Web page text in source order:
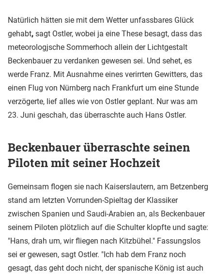
Natürlich hätten sie mit dem Wetter unfassbares Glück
gehabt, sagt Ostler, wobei ja eine These besagt, dass das
meteorologjsche Sommerhoch allein der Lichtgestalt
Beckenbauer zu verdanken gewesen sei. Und sehet, es
werde Franz. Mit Ausnahme eines verirrten Gewitters, das
einen Flug von Nürnberg nach Frankfurt um eine Stunde
verzögerte, lief alles wie von Ostler geplant. Nur was am
23. Juni geschah, das überraschte auch Hans Ostler.
Beckenbauer überraschte seinen
Piloten mit seiner Hochzeit
Gemeinsam flogen sie nach Kaiserslautern, am Betzenberg
stand am letzten Vorrunden-Spieltag der Klassiker
zwischen Spanien und Saudi-Arabien an, als Beckenbauer
seinem Piloten plötzlich auf die Schulter klopfte und sagte:
"Hans, drah um, wir fliegen nach Kitzbühel." Fassungslos
sei er gewesen, sagt Ostler. "Ich hab dem Franz noch
gesagt, das geht doch nicht, der spanische König ist auch